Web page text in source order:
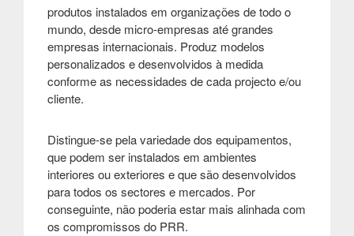
produtos instalados em organizações de todo o
mundo, desde micro-empresas até grandes
empresas internacionais. Produz modelos
personalizados e desenvolvidos à medida
conforme as necessidades de cada projecto e/ou
cliente.
Distingue-se pela variedade dos equipamentos,
que podem ser instalados em ambientes
interiores ou exteriores e que são desenvolvidos
para todos os sectores e mercados. Por
conseguinte, não poderia estar mais alinhada com
os compromissos do PRR.